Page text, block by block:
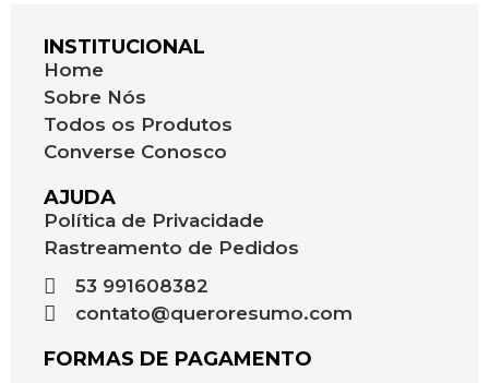
INSTITUCIONAL
Home
Sobre Nós
Todos os Produtos
Converse Conosco
AJUDA
Política de Privacidade
Rastreamento de Pedidos
53 991608382
contato@queroresumo.com
FORMAS DE PAGAMENTO